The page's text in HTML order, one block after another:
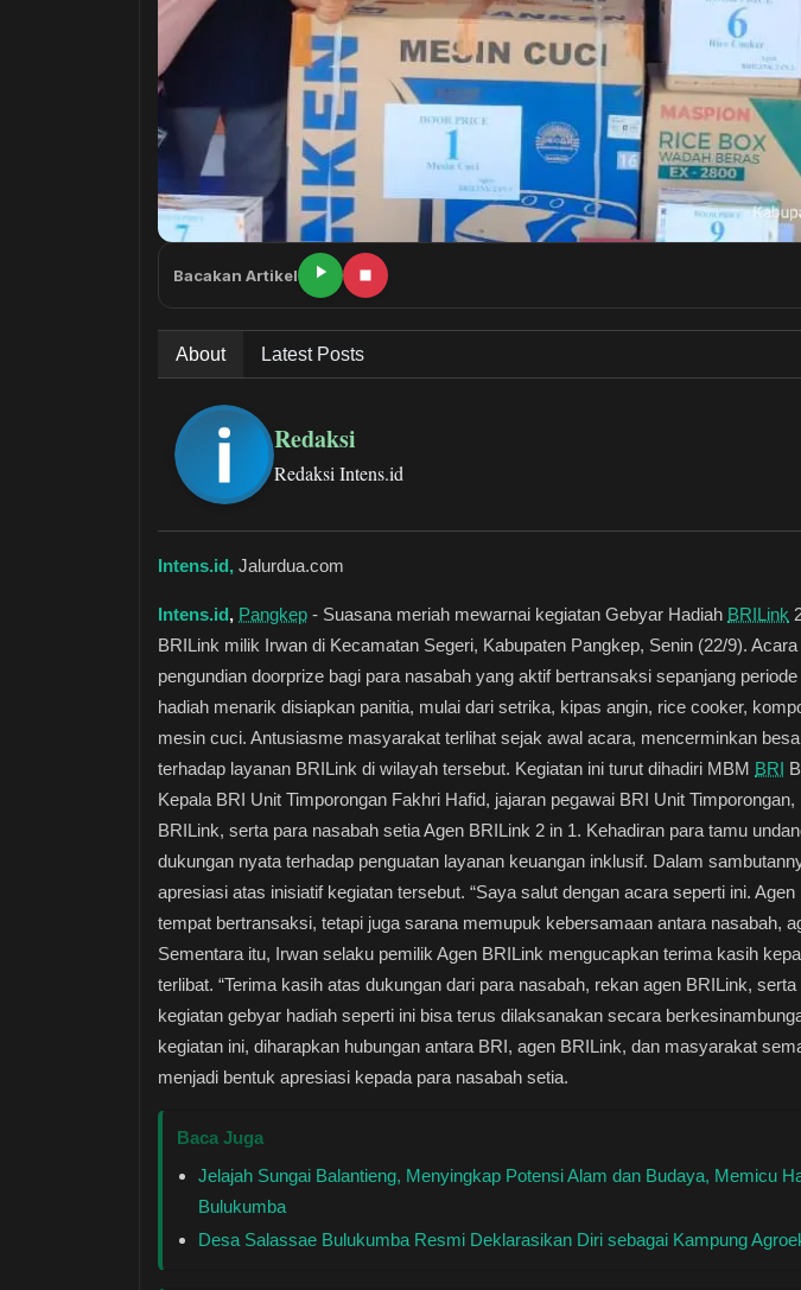
Bacakan Artikel
About Latest Posts
Redaksi
Redaksi Intens.id
Intens.id, Jalurdua.com
Intens.id, Pangkep - Suasana meriah mewarnai kegiatan Gebyar Hadiah BRILink
BRILink milik Irwan di Kecamatan Segeri, Kabupaten Pangkep, Senin (22/9).
pengundian doorprize bagi para nasabah yang aktif bertransaksi sepanjang
hadiah menarik disiapkan panitia, mulai dari setrika, kipas angin, rice cooker,
mesin cuci. Antusiasme masyarakat terlihat sejak awal acara, mencerminkan
terhadap layanan BRILink di wilayah tersebut. Kegiatan ini turut dihadiri MBM BRI
Kepala BRI Unit Timporongan Fakhri Hafid, jajaran pegawai BRI Unit
BRILink, serta para nasabah setia Agen BRILink 2 in 1. Kehadiran para tamu
dukungan nyata terhadap penguatan layanan keuangan inklusif. Dalam
apresiasi atas inisiatif kegiatan tersebut. “Saya salut dengan acara seperti ini.
tempat bertransaksi, tetapi juga sarana memupuk kebersamaan antara nasabah,
Sementara itu, Irwan selaku pemilik Agen BRILink mengucapkan terima kasih
terlibat. “Terima kasih atas dukungan dari para nasabah, rekan agen BRILink,
kegiatan gebyar hadiah seperti ini bisa terus dilaksanakan secara
kegiatan ini, diharapkan hubungan antara BRI, agen BRILink, dan masyarakat
menjadi bentuk apresiasi kepada para nasabah setia.
Baca Juga
Jelajah Sungai Balantieng, Menyingkap Potensi Alam dan Budaya, Memicu
Bulukumba
Desa Salassae Bulukumba Resmi Deklarasikan Diri sebagai Kampung